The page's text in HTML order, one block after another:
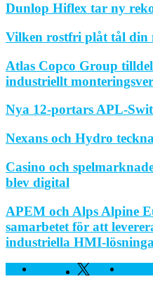
Dunlop Hiflex tar ny
Vilken rostfri plåt tål din
Atlas Copco Group
industriellt
Nya 12-portars APL-
Nexans och Hydro
Casino och
blev digital
APEM och Alps Alpine
samarbetet för att
industriella HMI-
Facebook Twitter